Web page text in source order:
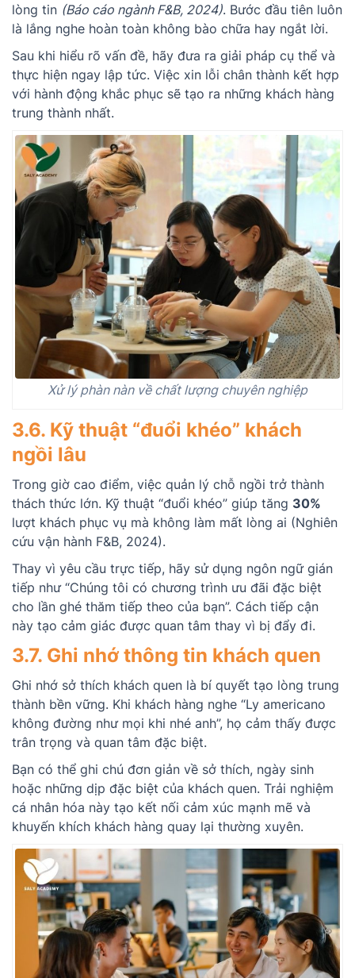
lòng tin (Báo cáo ngành F&B, 2024). Bước đầu tiên luôn
là lắng nghe hoàn toàn không bào chữa hay ngắt lời.
Sau khi hiểu rõ vấn đề, hãy đưa ra giải pháp cụ thể và
thực hiện ngay lập tức. Việc xin lỗi chân thành kết hợp
với hành động khắc phục sẽ tạo ra những khách hàng
trung thành nhất.
Xử lý phàn nàn về chất lượng chuyên nghiệp
3.6. Kỹ thuật “đuổi khéo” khách
ngồi lâu
Trong giờ cao điểm, việc quản lý chỗ ngồi trở thành
thách thức lớn. Kỹ thuật “đuổi khéo” giúp tăng 30%
lượt khách phục vụ mà không làm mất lòng ai (Nghiên
cứu vận hành F&B, 2024).
Thay vì yêu cầu trực tiếp, hãy sử dụng ngôn ngữ gián
tiếp như “Chúng tôi có chương trình ưu đãi đặc biệt
cho lần ghé thăm tiếp theo của bạn”. Cách tiếp cận
này tạo cảm giác được quan tâm thay vì bị đẩy đi.
3.7. Ghi nhớ thông tin khách quen
Ghi nhớ sở thích khách quen là bí quyết tạo lòng trung
thành bền vững. Khi khách hàng nghe “Ly americano
không đường như mọi khi nhé anh”, họ cảm thấy được
trân trọng và quan tâm đặc biệt.
Bạn có thể ghi chú đơn giản về sở thích, ngày sinh
hoặc những dịp đặc biệt của khách quen. Trải nghiệm
cá nhân hóa này tạo kết nối cảm xúc mạnh mẽ và
khuyến khích khách hàng quay lại thường xuyên.